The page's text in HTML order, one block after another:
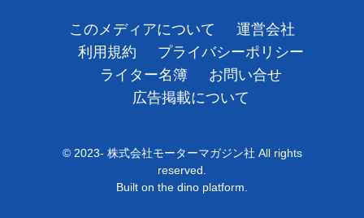
このメディアについて
運営会社
利用規約
プライバシーポリシー
ライター名簿
お問い合せ
広告掲載について
© 2023- 株式会社モーターマガジン社 All rights
reserved.
Built on the dino platform.